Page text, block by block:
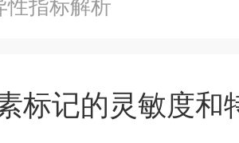
性指标解析
标记的灵敏度和